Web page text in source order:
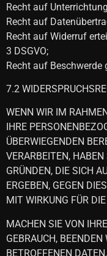
Recht auf
Recht auf
Recht auf Widerruf
3 DSGVO;
Recht auf Beschwerde
7.2
WENN WIR IM
IHRE
ÜBERWIEGENDEN
VERARBEITEN,
GRÜNDEN, DIE SICH
ERGEBEN, GEGEN
MIT WIRKUNG FÜR
MACHEN SIE VON
GEBRAUCH,
BETROFFENEN